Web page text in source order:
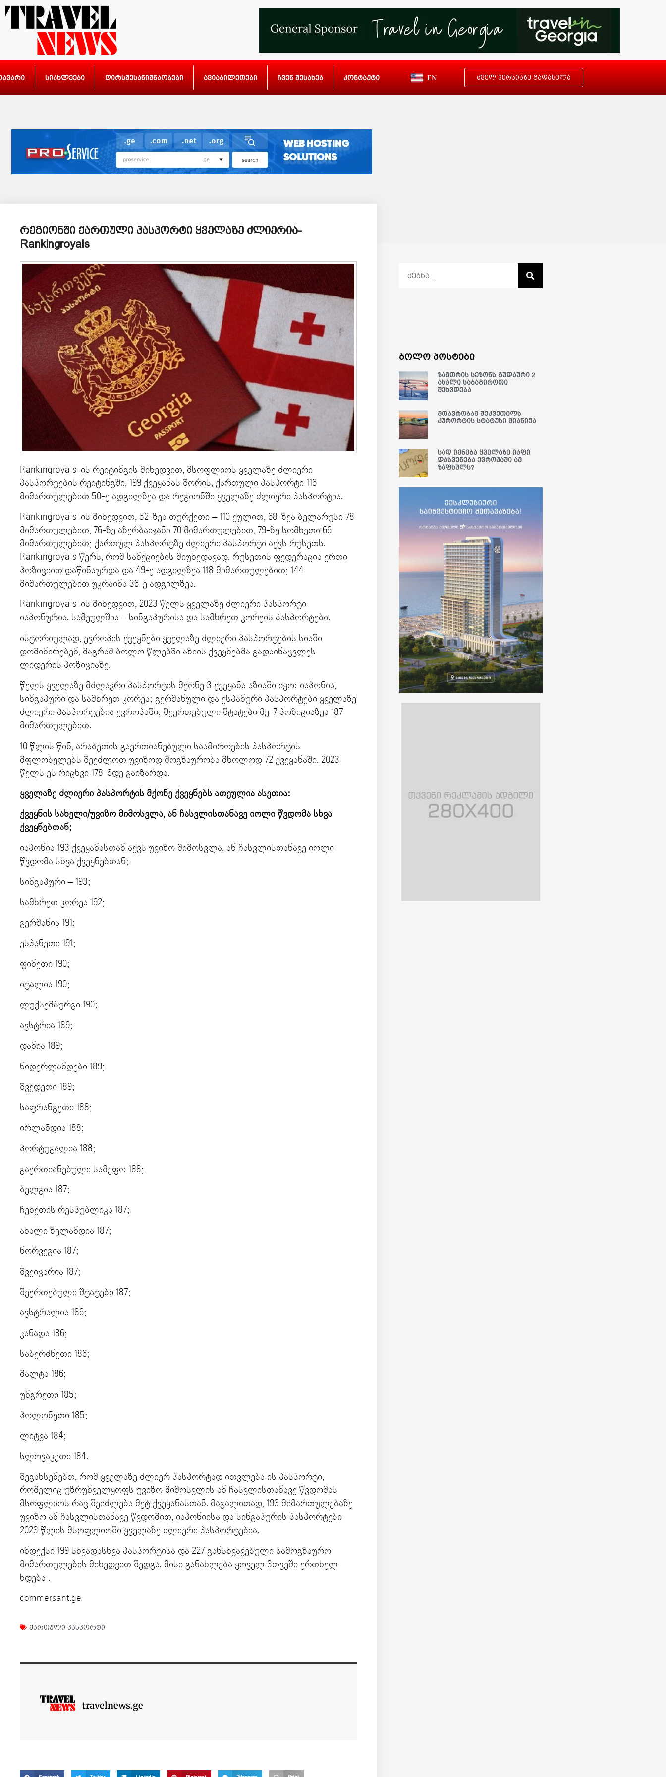
სიახლეები ღირსშესანიშნაობები ავიაბილეთები ჩვენ შესახებ კონტაქტი EN ძველ ვერსიაზე გადასვლა
რეგიონში ქართული პასპორტი ყველაზე ძლიერია-
Rankingroyals
Rankingroyals-ის რეიტინგის მიხედვით, მსოფლიოს ყველაზე ძლიერი
პასპორტების რეიტინგში, 199 ქვეყანას შორის, ქართული პასპორტი 116
მიმართულებით 50-ე ადგილზეა და რეგიონში ყველაზე ძლიერი პასპორტია.
Rankingroyals-ის მიხედვით, 52-ზეა თურქეთი – 110 ქულით, 68-ზეა ბელარუსი 78
მიმართულებით, 76-ზე აზერბაიჯანი 70 მიმართულებით, 79-ზე სომხეთი 66
მიმართულებით; ქართულ პასპორტზე ძლიერი პასპორტი აქვს რუსეთს.
Rankingroyals წერს, რომ სანქციების მიუხედავად, რუსეთის ფედერაცია ერთი
პოზიციით დაწინაურდა და 49-ე ადგილზეა 118 მიმართულებით; 144
მიმართულებით უკრაინა 36-ე ადგილზეა.
Rankingroyals-ის მიხედვით, 2023 წელს ყველაზე ძლიერი პასპორტი
იაპონურია. სამეულშია – სინგაპურისა და სამხრეთ კორეის პასპორტები.
ისტორიულად, ევროპის ქვეყნები ყველაზე ძლიერი პასპორტების სიაში
დომინირებენ, მაგრამ ბოლო წლებში აზიის ქვეყნებმა გადაინაცვლეს
ლიდერის პოზიციაზე.
წელს ყველაზე მძლავრი პასპორტის მქონე 3 ქვეყანა აზიაში იყო: იაპონია,
სინგაპური და სამხრეთ კორეა; გერმანული და ესპანური პასპორტები ყველაზე
ძლიერი პასპორტებია ევროპაში; შეერთებული შტატები მე-7 პოზიციაზეა 187
მიმართულებით.
10 წლის წინ, არაბეთის გაერთიანებული საამიროების პასპორტის
მფლობელებს შეეძლოთ უვიზოდ მოგზაურობა მხოლოდ 72 ქვეყანაში. 2023
წელს ეს რიცხვი 178-მდე გაიზარდა.
ყველაზე ძლიერი პასპორტის მქონე ქვეყნებს ათეულია ასეთია:
ქვეყნის სახელი/უვიზო მიმოსვლა, ან ჩასვლისთანავე იოლი წვდომა სხვა
ქვეყნებთან;
იაპონია 193 ქვეყანასთან აქვს უვიზო მიმოსვლა, ან ჩასვლისთანავე იოლი
წვდომა სხვა ქვეყნებთან;
სინგაპური – 193;
სამხრეთ კორეა 192;
გერმანია 191;
ესპანეთი 191;
ფინეთი 190;
იტალია 190;
ლუქსემბურგი 190;
ავსტრია 189;
დანია 189;
ნიდერლანდები 189;
შვედეთი 189;
საფრანგეთი 188;
ირლანდია 188;
პორტუგალია 188;
გაერთიანებული სამეფო 188;
ბელგია 187;
ჩეხეთის რესპუბლიკა 187;
ახალი ზელანდია 187;
ნორვეგია 187;
შვეიცარია 187;
შეერთებული შტატები 187;
ავსტრალია 186;
კანადა 186;
საბერძნეთი 186;
მალტა 186;
უნგრეთი 185;
პოლონეთი 185;
ლიტვა 184;
სლოვაკეთი 184.
შეგახსენებთ, რომ ყველაზე ძლიერ პასპორტად ითვლება ის პასპორტი,
რომელიც უზრუნველყოფს უვიზო მიმოსვლის ან ჩასვლისთანავე წვდომას
მსოფლიოს რაც შეიძლება მეტ ქვეყანასთან. მაგალითად, 193 მიმართულებაზე
უვიზო ან ჩასვლისთანავე წვდომით, იაპონიისა და სინგაპურის პასპორტები
2023 წლის მსოფლიოში ყველაზე ძლიერი პასპორტებია.
ინდექსი 199 სხვადასხვა პასპორტისა და 227 განსხვავებული სამოგზაურო
მიმართულების მიხედვით შედგა. მისი განახლება ყოველ 3თვეში ერთხელ
ხდება .
commersant.ge
ქართული პასპორტი
travelnews.ge
ბოლო პოსტები
ზამთრის სეზონს გუდაური 2
ახალი საბაგიროთი
შეხვდება
მთავრობამ შეკვეთილს
კურორტის სტატუსი მიანიჭა
სად იქნება ყველაზე იაფი
დასვენება ევროპაში ამ
ზაფხულს?